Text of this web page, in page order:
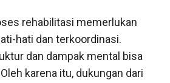
rehabilitasi memerlukan
hati dan terkoordinasi.
dan dampak mental bisa
karena itu, dukungan dari